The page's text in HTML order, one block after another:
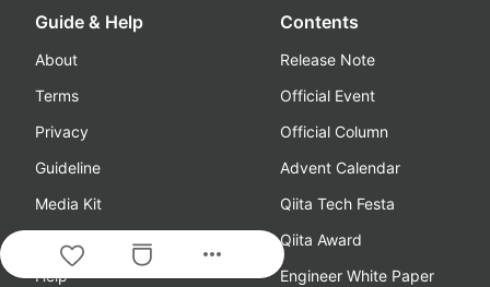
more_horiz
Guide & Help
About
Terms
Privacy
Guideline
Media Kit
Feedback/Requests
Help
Contents
Release Note
Official Event
Official Column
Advent Calendar
Qiita Tech Festa
Qiita Award
Engineer White Paper